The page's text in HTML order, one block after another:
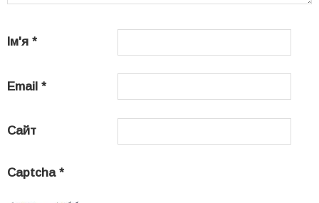
Ім'я *
Email *
Сайт
Captcha *